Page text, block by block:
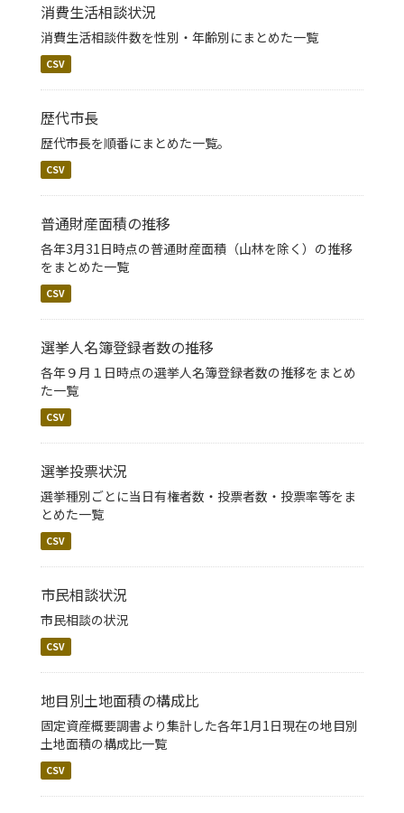
消費生活相談状況
消費生活相談件数を性別・年齢別にまとめた一覧
CSV
歴代市長
歴代市長を順番にまとめた一覧。
CSV
普通財産面積の推移
各年3月31日時点の普通財産面積（山林を除く）の推移
をまとめた一覧
CSV
選挙人名簿登録者数の推移
各年９月１日時点の選挙人名簿登録者数の推移をまとめ
た一覧
CSV
選挙投票状況
選挙種別ごとに当日有権者数・投票者数・投票率等をま
とめた一覧
CSV
市民相談状況
市民相談の状況
CSV
地目別土地面積の構成比
固定資産概要調書より集計した各年1月1日現在の地目別
土地面積の構成比一覧
CSV